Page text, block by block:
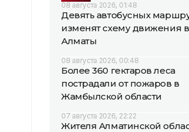
08 августа 2026, 01:48
Девять автобусных
изменят схему движения в
Алматы
08 августа 2026, 00:48
Более 360 гектаров леса
пострадали от пожаров в
Жамбылской области
07 августа 2026, 22:22
Жителя Алматинской